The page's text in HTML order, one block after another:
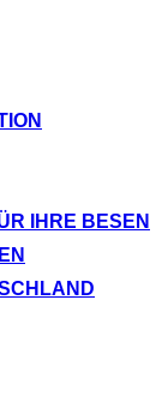
IHRE BESEN